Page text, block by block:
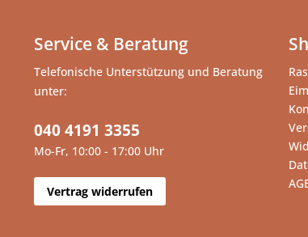
Service & Beratung
Telefonische Unterstützung und Beratung
unter:
040 4191 3355
Mo-Fr, 10:00 - 17:00 Uhr
Vertrag widerrufen